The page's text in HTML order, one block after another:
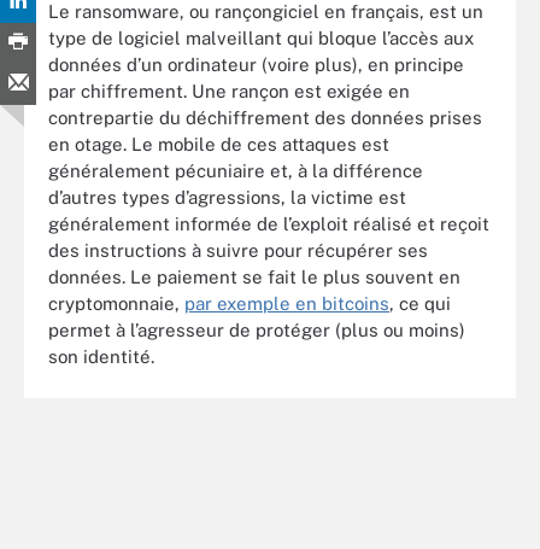
Le ransomware, ou rançongiciel en français, est un
type de logiciel malveillant qui bloque l’accès aux
données d’un ordinateur (voire plus), en principe
par chiffrement. Une rançon est exigée en
contrepartie du déchiffrement des données prises
en otage. Le mobile de ces attaques est
généralement pécuniaire et, à la différence
d’autres types d’agressions, la victime est
généralement informée de l’exploit réalisé et reçoit
des instructions à suivre pour récupérer ses
données. Le paiement se fait le plus souvent en
cryptomonnaie, par exemple en bitcoins, ce qui
permet à l’agresseur de protéger (plus ou moins)
son identité.